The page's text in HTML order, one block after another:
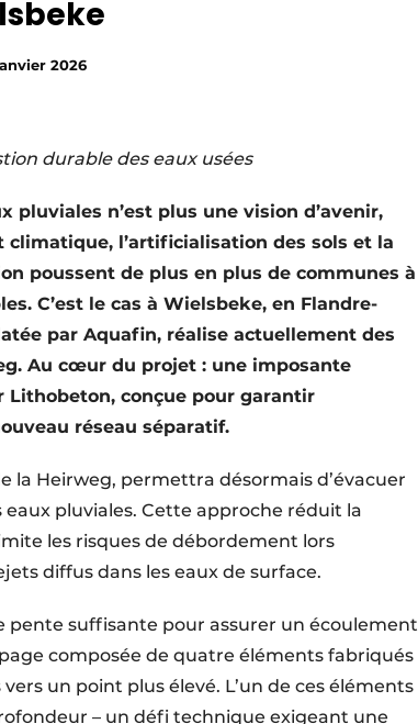
2026
durable des eaux usées
pluviales n’est plus une vision d’avenir,
l’artificialisation des sols et la
poussent de plus en plus de communes à
C’est le cas à Wielsbeke, en Flandre-
par Aquafin, réalise actuellement des
Au cœur du projet : une imposante
conçue pour garantir
réseau séparatif.
la Heirweg, permettra désormais d’évacuer
pluviales. Cette approche réduit la
les risques de débordement lors
diffus dans les eaux de surface.
suffisante pour assurer un écoulement
composée de quatre éléments fabriqués
un point plus élevé. L’un de ces éléments
– un défi technique exigeant une